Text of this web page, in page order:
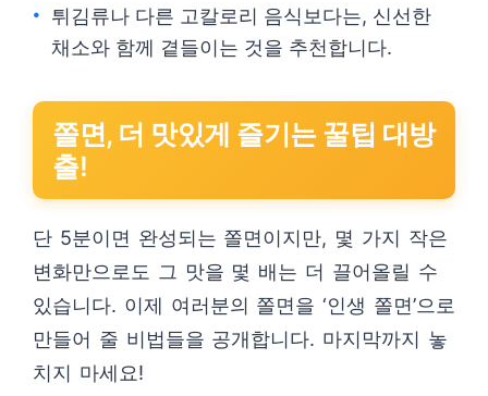
튀김류나 다른 고칼로리 음식보다는, 신선한
채소와 함께 곁들이는 것을 추천합니다.
쫄면, 더 맛있게 즐기는 꿀팁 대방
출!
단 5분이면 완성되는 쫄면이지만, 몇 가지 작은
변화만으로도 그 맛을 몇 배는 더 끌어올릴 수
있습니다. 이제 여러분의 쫄면을 ‘인생 쫄면’으로
만들어 줄 비법들을 공개합니다. 마지막까지 놓
치지 마세요!